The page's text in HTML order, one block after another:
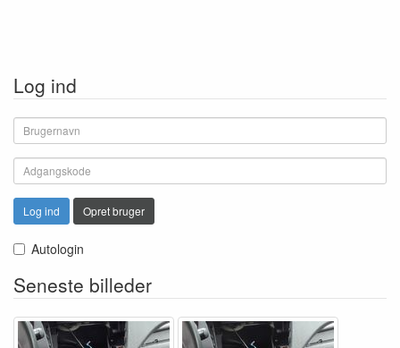
Log ind
Log ind Opret bruger
Autologin
Seneste billeder